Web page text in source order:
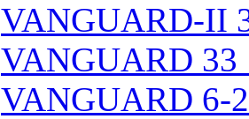
VANGUARD-II
VANGUARD 33
VANGUARD 6-